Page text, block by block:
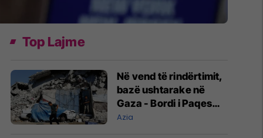
Top Lajme
Në vend të rindërtimit,
bazë ushtarake në
Gaza - Bordi i Paqes
jep kontratën e parë
Azia